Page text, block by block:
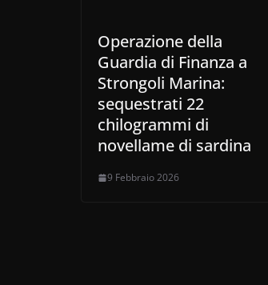
Operazione della
Guardia di Finanza a
Strongoli Marina:
sequestrati 22
chilogrammi di
novellame di sardina
9 Febbraio 2026